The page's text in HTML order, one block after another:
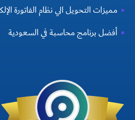
مميزات التحويل الي نظام الفاتورة
أفضل برنامج محاسبة في السعودية